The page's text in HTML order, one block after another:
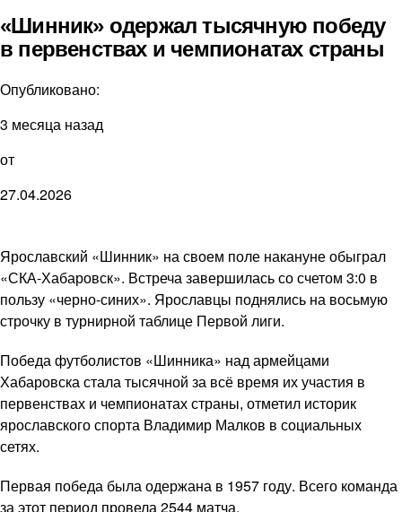
«Шинник» одержал тысячную победу
в первенствах и чемпионатах страны
Опубликовано:
3 месяца назад
от
27.04.2026
Ярославский «Шинник» на своем поле накануне обыграл
«СКА-Хабаровск». Встреча завершилась со счетом 3:0 в
пользу «черно-синих». Ярославцы поднялись на восьмую
строчку в турнирной таблице Первой лиги.
Победа футболистов «Шинника» над армейцами
Хабаровска стала тысячной за всё время их участия в
первенствах и чемпионатах страны, отметил историк
ярославского спорта Владимир Малков в социальных
сетях.
Первая победа была одержана в 1957 году. Всего команда
за этот период провела 2544 матча.